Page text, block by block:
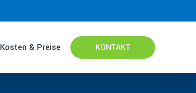
Kosten & Preise KONTAKT